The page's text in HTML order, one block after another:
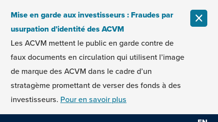
Mise en garde aux investisseurs : Fraudes par
usurpation d’identité des ACVM
Les ACVM mettent le public en garde contre de
faux documents en circulation qui utilisent l’image
de marque des ACVM dans le cadre d’un
stratagème promettant de verser des fonds à des
investisseurs. Pour en savoir plus